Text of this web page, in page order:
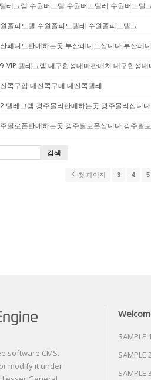
레그램 수원버드텔 수원버드텔레 수원버드텔
졸피드텔 수원졸피드텔레 수원졸피드텔그
페니드판매하는곳 부산페니드삽니다 부산페
텔레그램 대구합성대마판매처 대구합성
콕구입 대전콕구매 대전콕텔레
텔레그램 광주몰리판매하는곳 광주몰리삽니
필로폰판매하는곳 광주필로폰삽니다 광주필
검색
첫 페이지 3 4 5
software CMS.
modify it under
SAMPLE 1
SAMPLE
SAMPLE 3